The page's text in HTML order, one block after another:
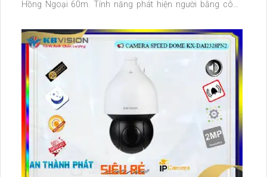
Hồng Ngoại 60m. Tính năng phát hiện người bằng công